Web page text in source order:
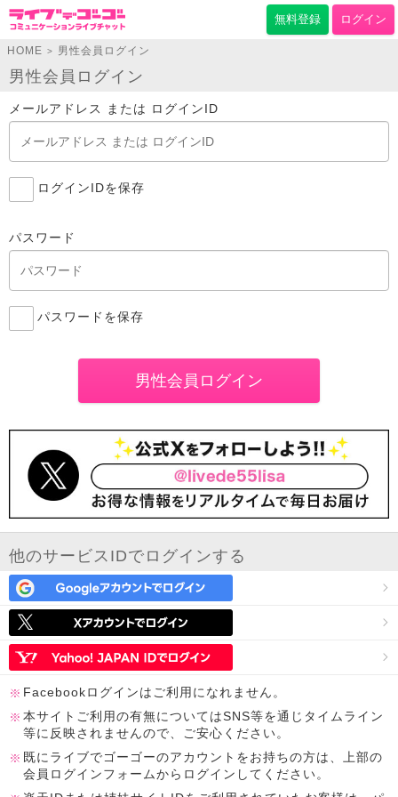
無料登録 ログイン
HOME > 男性会員ログイン
男性会員ログイン
メールアドレス または ログインID
ログインIDを保存
パスワード
パスワードを保存
他のサービスIDでログインする
Facebookログインはご利用になれません。
本サイトご利用の有無についてはSNS等を通じタイムライン
等に反映されませんので、ご安心ください。
既にライブでゴーゴーのアカウントをお持ちの方は、上部の
会員ログインフォームからログインしてください。